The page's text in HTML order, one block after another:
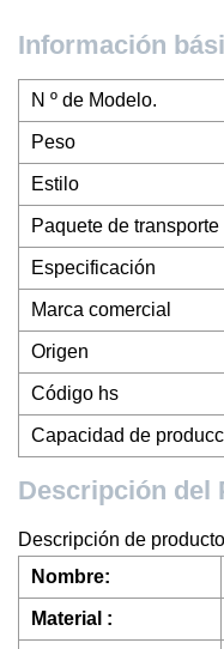
Información
N º de Modelo.
Peso
Estilo
Paquete de transporte
Especificación
Marca comercial
Origen
Código hs
Capacidad de
Descripción del
Descripción de
Nombre:
Material :